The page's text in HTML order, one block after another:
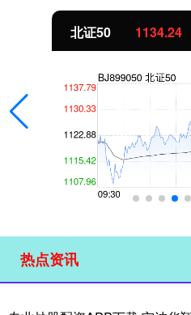
北证50 1134.24
热点资讯